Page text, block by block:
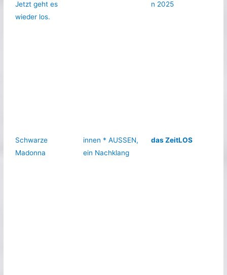
Jetzt geht es
wieder los.
n 2025
Schwarze
Madonna
innen * AUSSEN,
ein Nachklang
das ZeitLOS